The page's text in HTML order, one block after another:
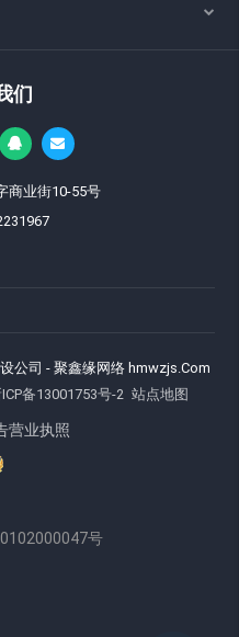
们
商业街10-55号
公司 - 聚鑫缘网络 hmwzjs.Com
备13001753号-2 站点地图
营业执照
号